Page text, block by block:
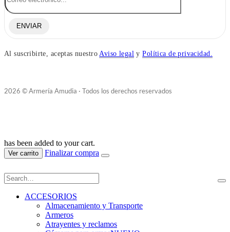
ENVIAR
Al suscribirte, aceptas nuestro Aviso legal yPolítica de privacidad.
2026 © Armería Amudia · Todos los derechos reservados
has been added to your cart.
Ver carrito Finalizar compra
ACCESORIOS
Almacenamiento y Transporte
Armeros
Atrayentes y reclamos